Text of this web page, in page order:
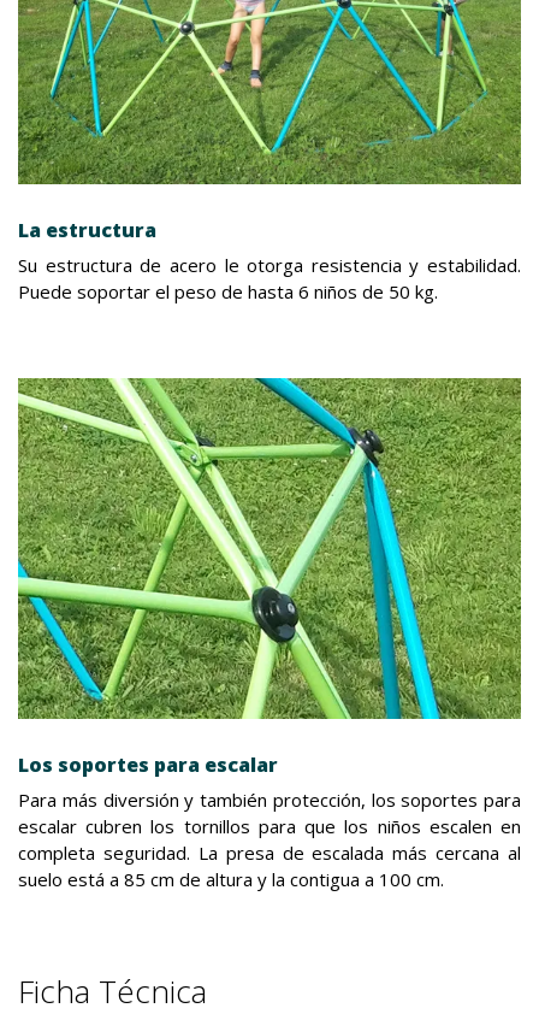
La estructura
Su estructura de acero le otorga resistencia y estabilidad.
Puede soportar el peso de hasta 6 niños de 50 kg.
Los soportes para escalar
Para más diversión y también protección, los soportes para
escalar cubren los tornillos para que los niños escalen en
completa seguridad. La presa de escalada más cercana al
suelo está a 85 cm de altura y la contigua a 100 cm.
Ficha Técnica